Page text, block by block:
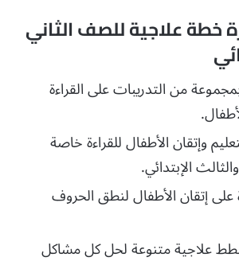
خطة علاجية للصف الثاني
من التدريبات على القراءة
وإتقان الأطفال للقراءة خاصة
الإبتدائي.
إتقان الأطفال لنطق الحروف
علاجية متنوعة لحل كل مشاكل